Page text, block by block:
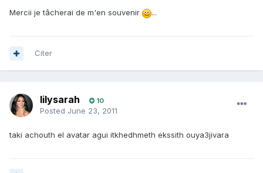
Mercii je tâcherai de m'en souvenir ...
Citer
lilysarah 10
Posted June 23, 2011
taki achouth el avatar agui itkhedhmeth ekssith ouya3jivara